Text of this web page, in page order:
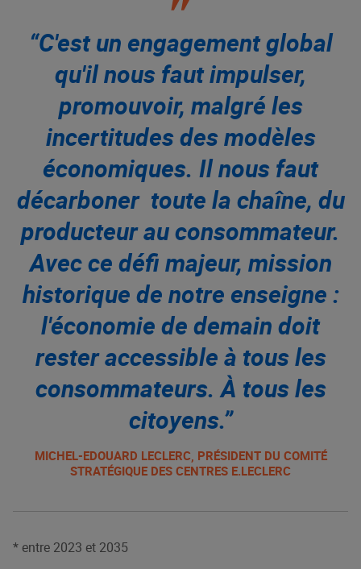
“C'est un engagement global
qu'il nous faut impulser,
promouvoir, malgré les
incertitudes des modèles
économiques. Il nous faut
décarboner toute la chaîne, du
producteur au consommateur.
Avec ce défi majeur, mission
historique de notre enseigne :
l'économie de demain doit
rester accessible à tous les
consommateurs. À tous les
citoyens.”
MICHEL-EDOUARD LECLERC, PRÉSIDENT DU COMITÉ
STRATÉGIQUE DES CENTRES E.LECLERC
* entre 2023 et 2035